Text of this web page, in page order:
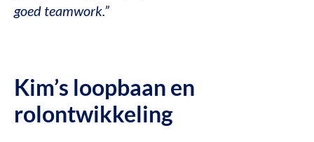
goed teamwork.”
Kim’s loopbaan en
rolontwikkeling